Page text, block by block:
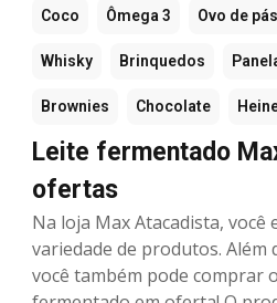
Coco Ômega 3 Ovo de
Whisky Brinquedos
Brownies Chocolate
Leite fermentado
ofertas
Na loja Max Atacadista,
variedade de produtos. Além
você também pode comprar